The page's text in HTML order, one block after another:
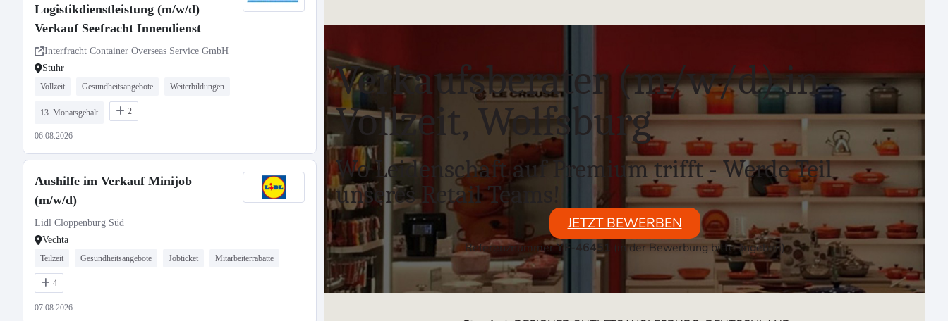
Logistikdienstleistung (m/w/d)
Verkauf Seefracht Innendienst
Interfracht Container Overseas Service GmbH
Stuhr
Vollzeit Gesundheitsangebote Weiterbildungen
13. Monatsgehalt 2
06.08.2026
Aushilfe im Verkauf Minijob
(m/w/d)
Lidl Cloppenburg Süd
Vechta
Teilzeit Gesundheitsangebote Jobticket Mitarbeiterrabatte
4
07.08.2026